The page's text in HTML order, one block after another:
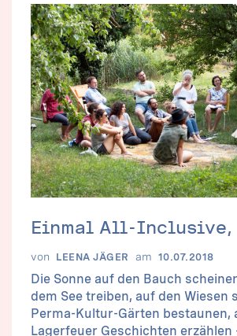
Einmal All-
von LEENA JÄGER am 10.07.2018
Die Sonne auf den Bauch
dem See treiben, auf den Wiesen
Perma-Kultur-Gärten bestaunen,
Lagerfeuer Geschichten erzählen